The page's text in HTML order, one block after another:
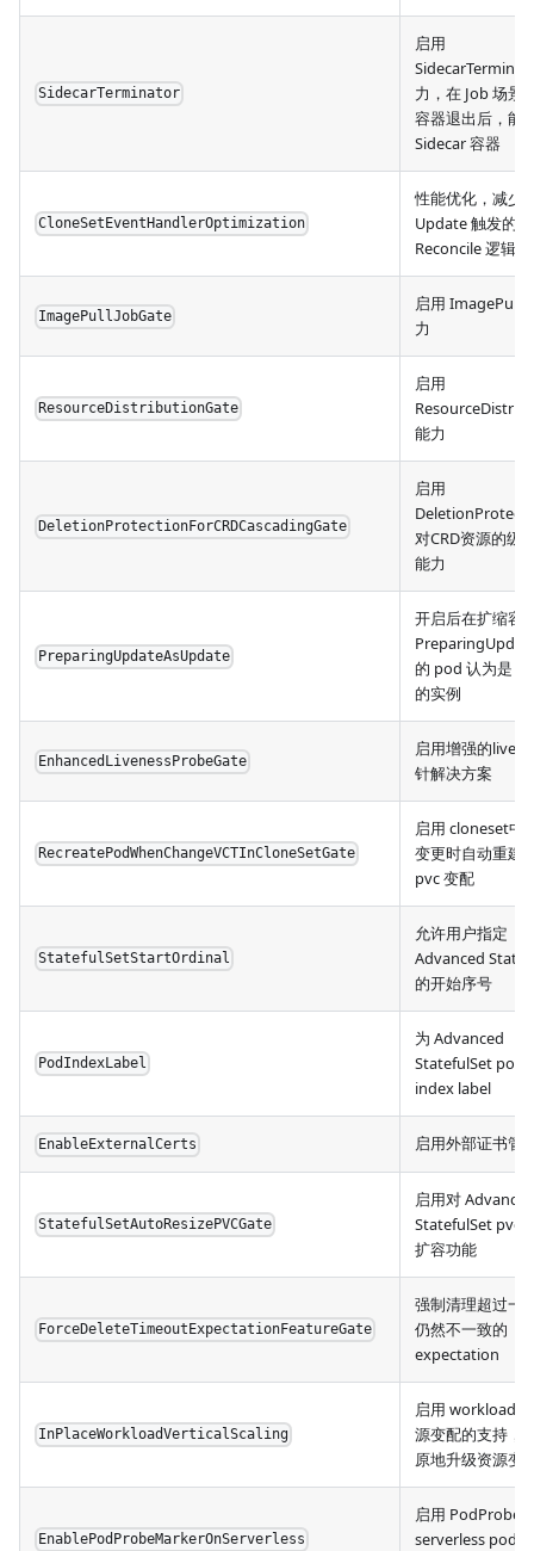
SidecarTerminator
启用
力，在 Job 场景
容器退出后，能
Sidecar 容器
CloneSetEventHandlerOptimization
性能优化，减少
Update 触发的
Reconcile 逻辑
ImagePullJobGate
启用
力
ResourceDistributionGate
启用
能力
DeletionProtectionForCRDCascadingGate
启用
对CRD资源的级
能力
PreparingUpdateAsUpdate
开启后在扩缩容
的 pod 认为是
的实例
EnhancedLivenessProbeGate
启用增强的
针解决方案
RecreatePodWhenChangeVCTInCloneSetGate
启用 cloneset中
变更时自动重建
pvc 变配
StatefulSetStartOrdinal
允许用户指定
Advanced
的开始序号
PodIndexLabel
为 Advanced
StatefulSet pod
index label
EnableExternalCerts 启用外部证书管
StatefulSetAutoResizePVCGate
启用对 Advanced
StatefulSet pvc
扩容功能
ForceDeleteTimeoutExpectationFeatureGate
强制清理超过一
仍然不一致的
expectation
InPlaceWorkloadVerticalScaling
启用 workload
源变配的支持，
原地升级资源变
EnablePodProbeMarkerOnServerless
启用
serverless pod